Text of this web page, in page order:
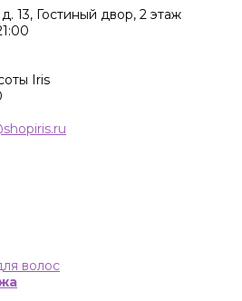
13, Гостиный двор, 2 этаж
Iris
волос